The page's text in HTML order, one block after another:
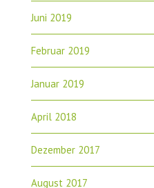
Juni 2019
Februar 2019
Januar 2019
April 2018
Dezember 2017
August 2017